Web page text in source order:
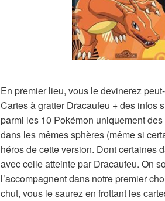
En premier lieu, vous le devinerez
Cartes à gratter Dracaufeu + des infos
parmi les 10 Pokémon uniquement
dans les mêmes sphères (même si
héros de cette version. Dont certaines
avec celle atteinte par Dracaufeu. On
l’accompagnent dans notre premier
chut, vous le saurez en frottant les